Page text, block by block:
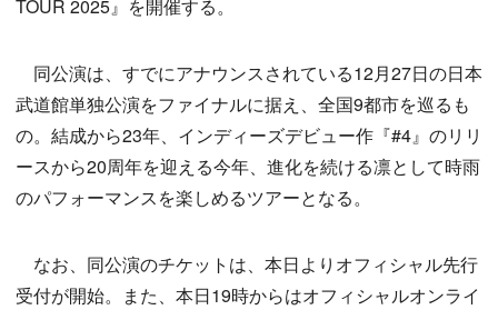
TOUR 2025』を開催する。
同公演は、すでにアナウンスされている12月27日の日本
武道館単独公演をファイナルに据え、全国9都市を巡るも
の。結成から23年、インディーズデビュー作『#4』のリリ
ースから20周年を迎える今年、進化を続ける凛として時雨
のパフォーマンスを楽しめるツアーとなる。
なお、同公演のチケットは、本日よりオフィシャル先行
受付が開始。また、本日19時からはオフィシャルオンライ